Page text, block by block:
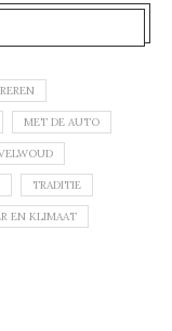
MET DE AUTO
TRADITIE
EN KLIMAAT